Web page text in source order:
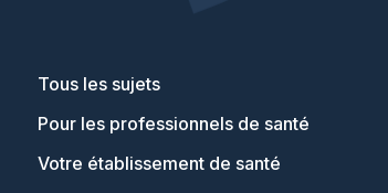
Tous les sujets
Pour les professionnels de santé
Votre établissement de santé